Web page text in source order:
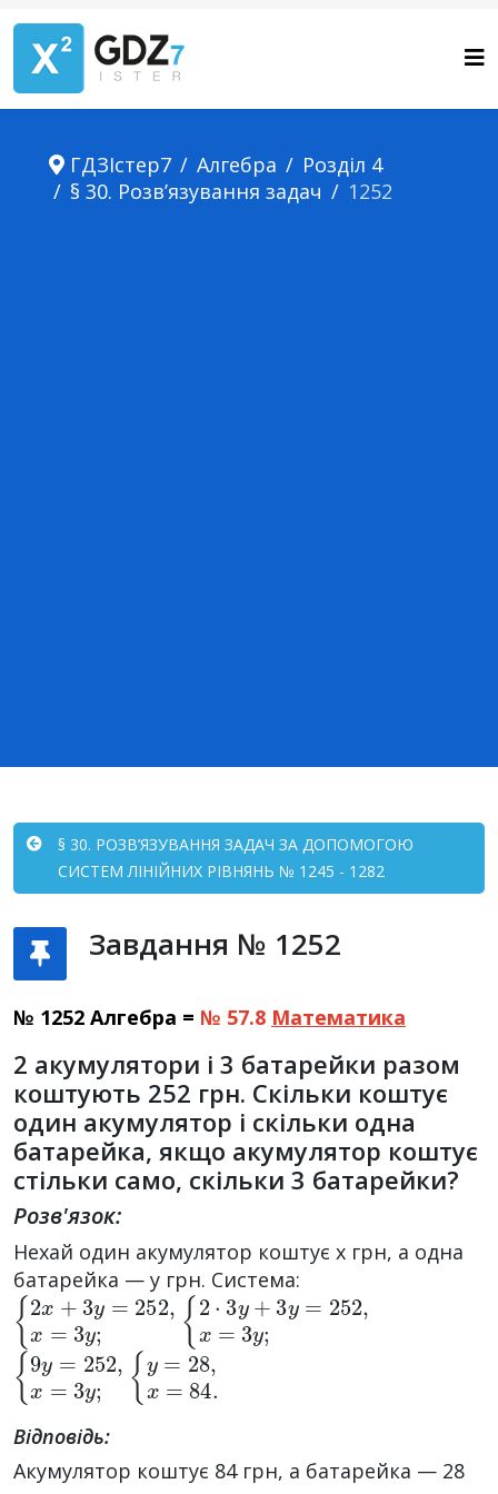
ГДЗІстер7 Алгебра
Розділ 4
§ 30. Розв’язування задач
1252
§ 30. РОЗВ’ЯЗУВАННЯ ЗАДАЧ ЗА ДОПОМОГОЮ
СИСТЕМ ЛІНІЙНИХ РІВНЯНЬ № 1245 - 1282
Завдання № 1252
№ 1252 Алгебра = № 57.8 Математика
2 акумулятори і 3 батарейки разом
коштують 252 грн. Скільки коштує
один акумулятор і скільки одна
батарейка, якщо акумулятор коштує
стільки само, скільки 3 батарейки?
Розв'язок:
Нехай один акумулятор коштує х грн, а одна
батарейка — у грн. Система:
{2x+ 3y=252,x=3 y;
{2· 3 y+3y =252 x=3
{9y= 252,x= 3y;
{y= 28 ,x=
Відповідь:
Акумулятор коштує 84 грн, а батарейка — 28